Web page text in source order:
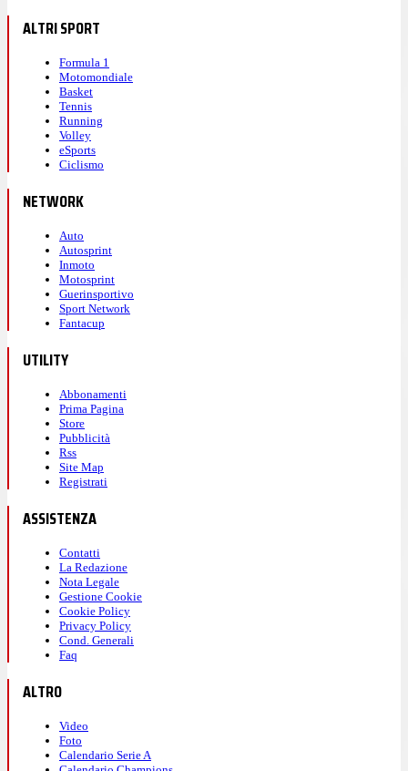
ALTRI SPORT
Formula 1
Motomondiale
Basket
Tennis
Running
Volley
eSports
Ciclismo
NETWORK
Auto
Autosprint
Inmoto
Motosprint
Guerinsportivo
Sport Network
Fantacup
UTILITY
Abbonamenti
Prima Pagina
Store
Pubblicità
Rss
Site Map
Registrati
ASSISTENZA
Contatti
La Redazione
Nota Legale
Gestione Cookie
Cookie Policy
Privacy Policy
Cond. Generali
Faq
ALTRO
Video
Foto
Calendario Serie A